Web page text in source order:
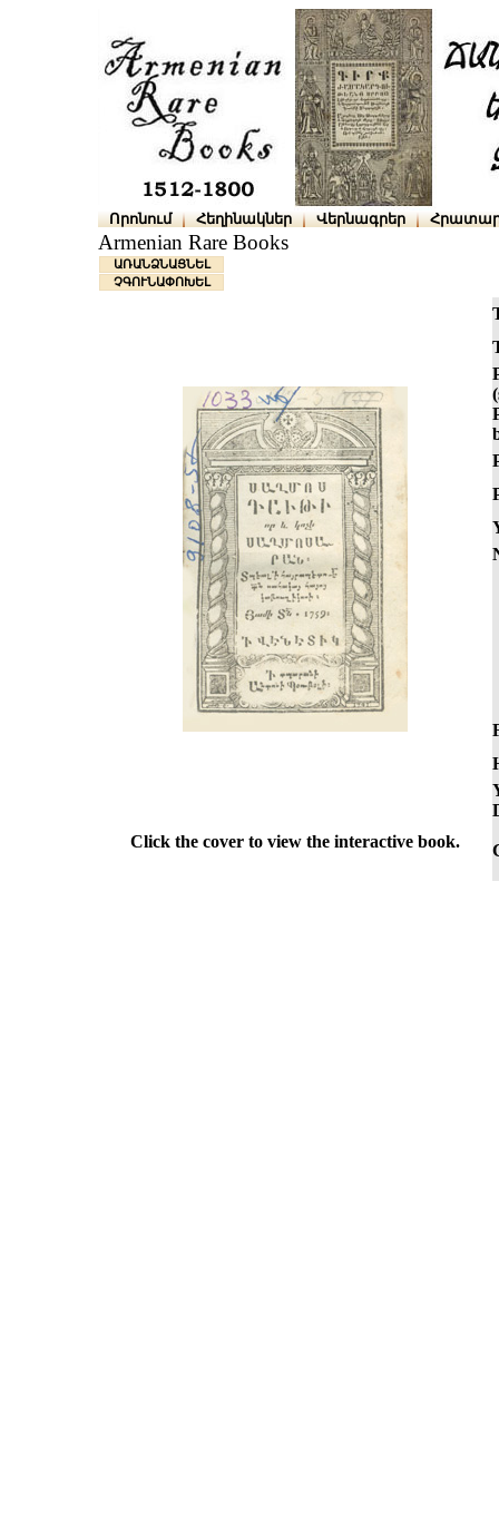
Որոնում Հեղինակներ Վերնագրեր
Armenian Rare Books
ԱՌԱՆՁՆԱՑՆԵԼ
ՉԳՈՒՆԱՓՈԽԵԼ
Click the cover to view the interactive book.